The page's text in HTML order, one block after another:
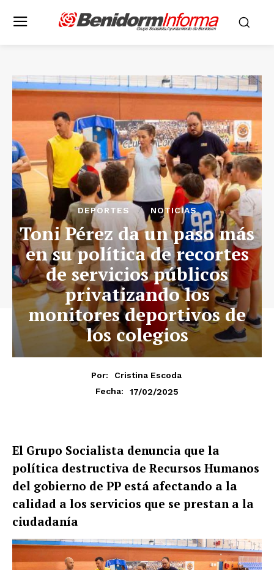
DEPORTES NOTICIAS
Toni Pérez da un paso más
en su política de recortes
de servicios públicos
privatizando los
monitores deportivos de
los colegios
Por:
Cristina Escoda
Fecha:
17/02/2025
El Grupo Socialista denuncia que la
política destructiva de Recursos Humanos
del gobierno de PP está afectando a la
calidad a los servicios que se prestan a la
ciudadanía